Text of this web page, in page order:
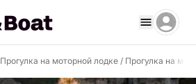
Прогулка на моторной лодке / Прогулка на